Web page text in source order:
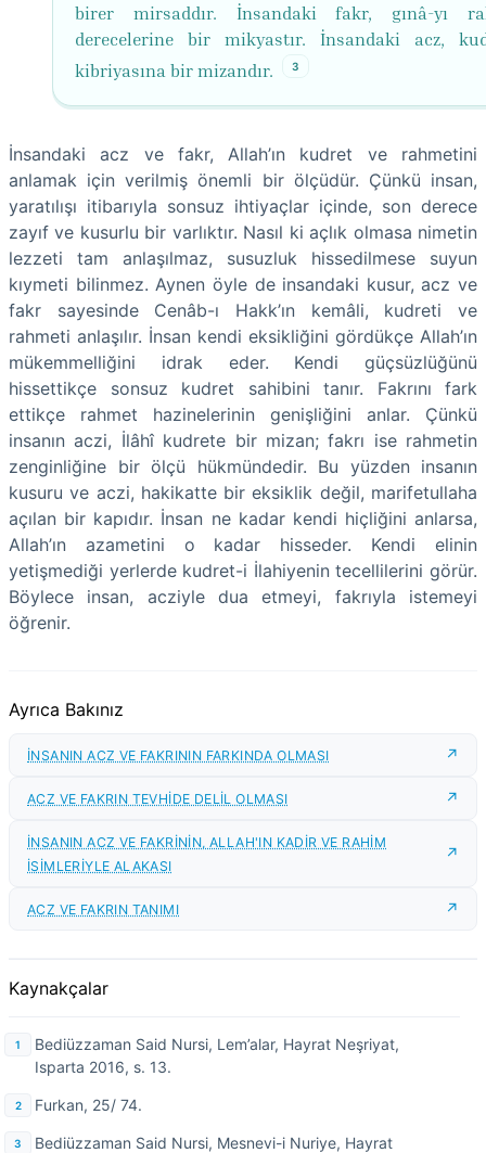
birer mirsaddır. İnsandaki fakr, gınâ-yı
derecelerine bir mikyastır. İnsandaki acz,
kibriyasına bir mizandır.
3
İnsandaki acz ve fakr, Allah’ın kudret ve rahmetini
anlamak için verilmiş önemli bir ölçüdür. Çünkü insan,
yaratılışı itibarıyla sonsuz ihtiyaçlar içinde, son derece
zayıf ve kusurlu bir varlıktır. Nasıl ki açlık olmasa nimetin
lezzeti tam anlaşılmaz, susuzluk hissedilmese suyun
kıymeti bilinmez. Aynen öyle de insandaki kusur, acz ve
fakr sayesinde Cenâb-ı Hakk’ın kemâli, kudreti ve
rahmeti anlaşılır. İnsan kendi eksikliğini gördükçe Allah’ın
mükemmelliğini idrak eder. Kendi güçsüzlüğünü
hissettikçe sonsuz kudret sahibini tanır. Fakrını fark
ettikçe rahmet hazinelerinin genişliğini anlar. Çünkü
insanın aczi, İlâhî kudrete bir mizan; fakrı ise rahmetin
zenginliğine bir ölçü hükmündedir. Bu yüzden insanın
kusuru ve aczi, hakikatte bir eksiklik değil, marifetullaha
açılan bir kapıdır. İnsan ne kadar kendi hiçliğini anlarsa,
Allah’ın azametini o kadar hisseder. Kendi elinin
yetişmediği yerlerde kudret-i İlahiyenin tecellilerini görür.
Böylece insan, acziyle dua etmeyi, fakrıyla istemeyi
öğrenir.
Ayrıca Bakınız
İNSANIN ACZ VE FAKRININ FARKINDA OLMASI
ACZ VE FAKRIN TEVHİDE DELİL OLMASI
İNSANIN ACZ VE FAKRİNİN, ALLAH'IN KADİR VE RAHİM
İSİMLERİYLE ALAKASI
ACZ VE FAKRIN TANIMI
Kaynakçalar
Bediüzzaman Said Nursi, Lem’alar, Hayrat Neşriyat,
Isparta 2016, s. 13.
Furkan, 25/ 74.
Bediüzzaman Said Nursi, Mesnevi-i Nuriye, Hayrat